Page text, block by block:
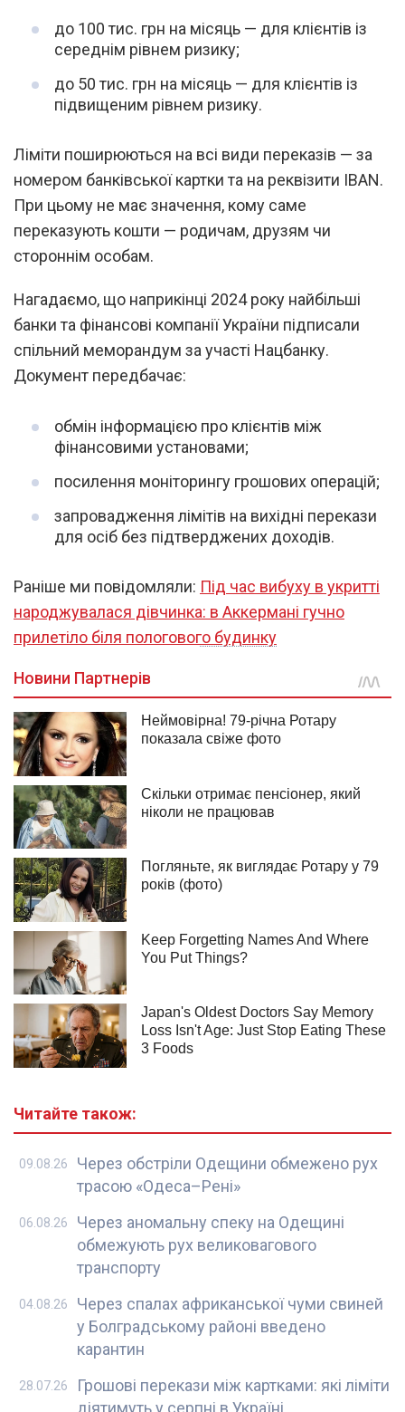
до 100 тис. грн на місяць — для клієнтів із
середнім рівнем ризику;
до 50 тис. грн на місяць — для клієнтів із
підвищеним рівнем ризику.
Ліміти поширюються на всі види переказів — за
номером банківської картки та на реквізити IBAN.
При цьому не має значення, кому саме
переказують кошти — родичам, друзям чи
стороннім особам.
Нагадаємо, що наприкінці 2024 року найбільші
банки та фінансові компанії України підписали
спільний меморандум за участі Нацбанку.
Документ передбачає:
обмін інформацією про клієнтів між
фінансовими установами;
посилення моніторингу грошових операцій;
запровадження лімітів на вихідні перекази
для осіб без підтверджених доходів.
Раніше ми повідомляли: Під час вибуху в укритті
народжувалася дівчинка: в Аккермані гучно
прилетіло біля пологового будинку
Читайте також:
Через обстріли Одещини обмежено рух
трасою «Одеса–Рені»
09.08.26
Через аномальну спеку на Одещині
обмежують рух великовагового
транспорту
06.08.26
Через спалах африканської чуми свиней
у Болградському районі введено
карантин
04.08.26
Грошові перекази між картками: які ліміти
діятимуть у серпні в Україні
28.07.26